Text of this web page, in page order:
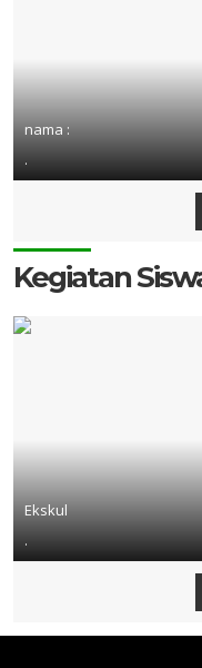
nama :
.
Kegiatan
Ekskul
.